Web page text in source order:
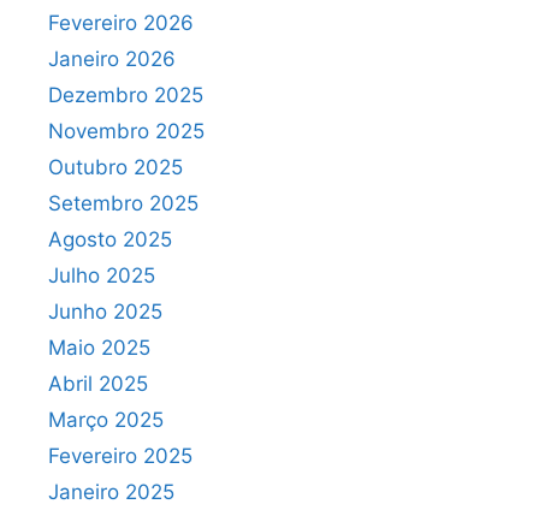
Fevereiro 2026
Janeiro 2026
Dezembro 2025
Novembro 2025
Outubro 2025
Setembro 2025
Agosto 2025
Julho 2025
Junho 2025
Maio 2025
Abril 2025
Março 2025
Fevereiro 2025
Janeiro 2025